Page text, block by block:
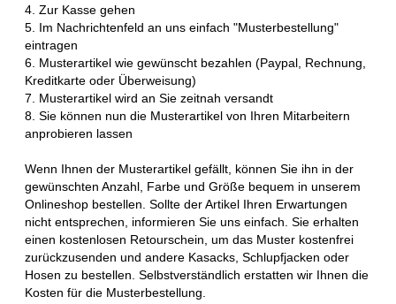
4. Zur Kasse gehen
5. Im Nachrichtenfeld an uns einfach "Musterbestellung"
eintragen
6. Musterartikel wie gewünscht bezahlen (Paypal, Rechnung,
Kreditkarte oder Überweisung)
7. Musterartikel wird an Sie zeitnah versandt
8. Sie können nun die Musterartikel von Ihren Mitarbeitern
anprobieren lassen
Wenn Ihnen der Musterartikel gefällt, können Sie ihn in der
gewünschten Anzahl, Farbe und Größe bequem in unserem
Onlineshop bestellen. Sollte der Artikel Ihren Erwartungen
nicht entsprechen, informieren Sie uns einfach. Sie erhalten
einen kostenlosen Retourschein, um das Muster kostenfrei
zurückzusenden und andere Kasacks, Schlupfjacken oder
Hosen zu bestellen. Selbstverständlich erstatten wir Ihnen die
Kosten für die Musterbestellung.